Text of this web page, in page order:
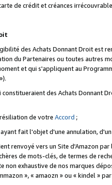
de crédit et créances
des Achats Donnant Droit est
du Partenaires ou toutes autres
et qui s'appliquent au
»).
constitueraient des Achats Donnant
de votre Accord ;
fait l'objet d'une annulation,
renvoyé vers un Site d'Amazon
de mots-clés, de termes de
non exhaustive de nos marques
», « amaozn » ou « kindel »